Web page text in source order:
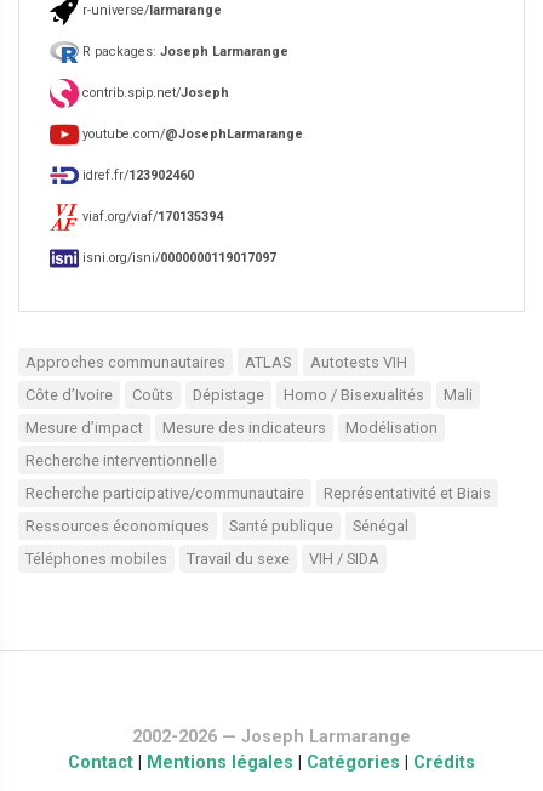
r-universe/larmarange
R packages: Joseph Larmarange
contrib.spip.net/Joseph
youtube.com/@JosephLarmarange
idref.fr/123902460
viaf.org/viaf/170135394
isni.org/isni/0000000119017097
Approches communautaires ATLAS
Autotests VIH
Côte d’Ivoire
Coûts Dépistage Homo / Bisexualités
Mali
Mesure d’impact
Mesure des indicateurs
Modélisation
Recherche interventionnelle
Recherche participative/communautaire
Représentativité et Biais
Ressources économiques
Santé publique
Sénégal
Téléphones mobiles
Travail du sexe VIH / SIDA
2002-2026 — Joseph Larmarange
Contact
Mentions légales Catégories Crédits